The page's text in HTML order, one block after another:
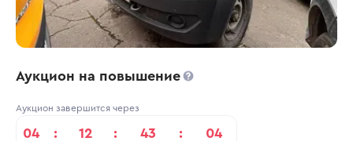
Аукцион на повышение
Аукцион завершится через
04 : 12 : 43 : 04